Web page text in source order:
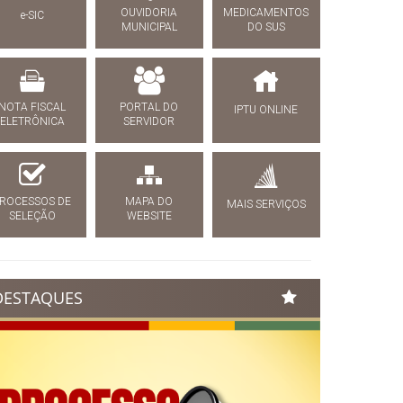
e-SIC
OUVIDORIA
MUNICIPAL
MEDICAMENTOS
DO SUS
FISCAL
ELETRÔNICA
PORTAL DO
SERVIDOR
IPTU ONLINE
DE
SELEÇÃO
MAPA DO
WEBSITE
MAIS SERVIÇOS